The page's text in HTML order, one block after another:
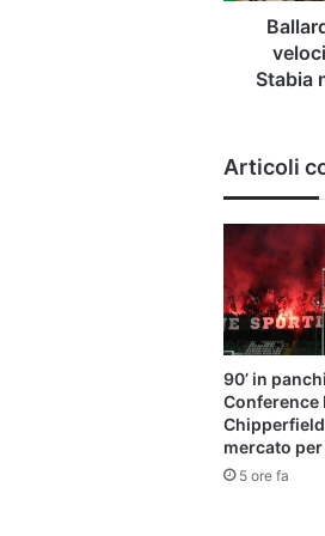
Stabia
Articoli
90’ in
Conference
mercato per
5 ore fa